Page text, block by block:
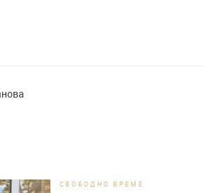
СВОБОДНО ВРЕМЕ